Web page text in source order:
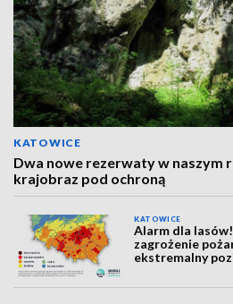
KATOWICE
Dwa nowe rezerwaty w naszym
krajobraz pod ochroną
KATOWICE
Alarm dla
zagrożenie
ekstremalny